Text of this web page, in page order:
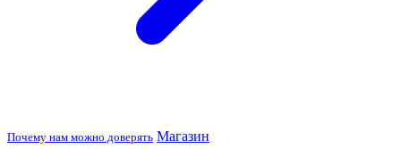
Почему нам можно доверять Магазин